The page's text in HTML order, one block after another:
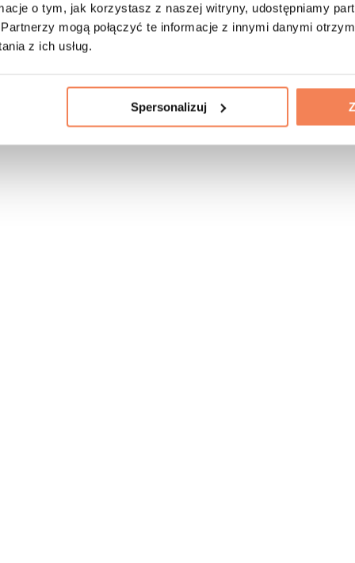
o tym, jak korzystasz z naszej witryny, udostępniamy
mogą połączyć te informacje z innymi danymi
z ich usług.
Spersonalizuj